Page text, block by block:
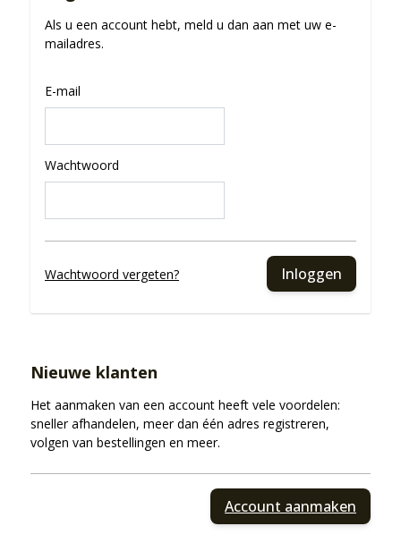
Als u een account hebt, meld u dan aan met uw e-
mailadres.
E-mail
Wachtwoord
Inloggen
Wachtwoord vergeten?
Nieuwe klanten
Het aanmaken van een account heeft vele voordelen:
sneller afhandelen, meer dan één adres registreren,
volgen van bestellingen en meer.
Account aanmaken